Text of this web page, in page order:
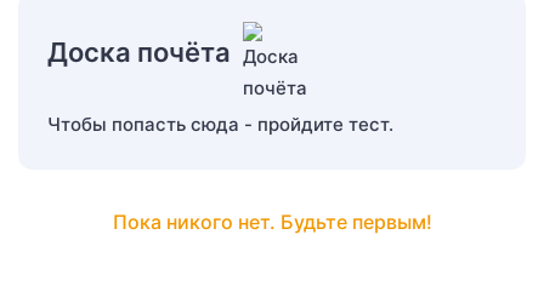
Доска почёта
Чтобы попасть сюда - пройдите тест.
Пока никого нет. Будьте первым!